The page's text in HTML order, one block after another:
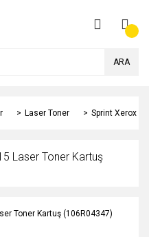
ARA
Laser Toner Sprint Xerox
Laser Toner Kartuş